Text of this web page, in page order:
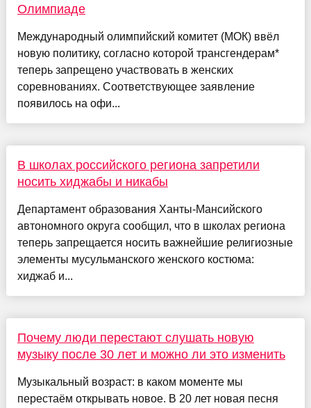
Олимпиаде
Международный олимпийский комитет (МОК) ввёл
новую политику, согласно которой трансгендерам*
теперь запрещено участвовать в женских
соревнованиях. Соответствующее заявление
появилось на офи...
В школах российского региона запретили
носить хиджабы и никабы
Департамент образования Ханты-Мансийского
автономного округа сообщил, что в школах региона
теперь запрещается носить важнейшие религиозные
элементы мусульманского женского костюма:
хиджаб и...
Почему люди перестают слушать новую
музыку после 30 лет и можно ли это изменить
Музыкальный возраст: в каком моменте мы
перестаём открывать новое. В 20 лет новая песня